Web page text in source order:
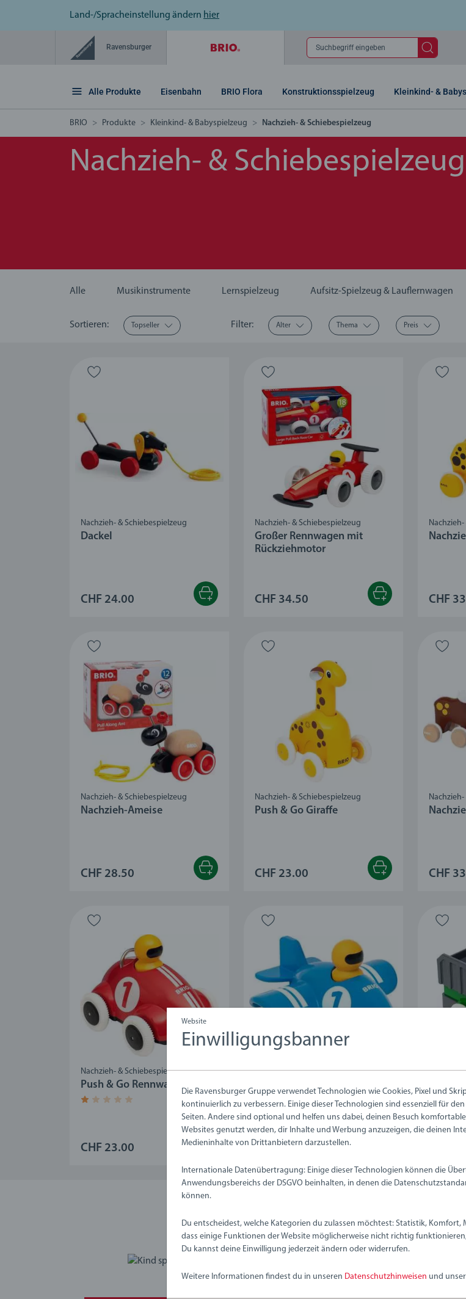
Land-/Spracheinstellung ändern hier
Ravensburger Suchbegriff eingeben
Alle Produkte Eisenbahn BRIO Flora Konstruktionsspielzeug Kleinkind- &
BRIO Produkte Kleinkind- & Babyspielzeug Nachzieh- & Schiebespielzeug
Nachzieh- & Schiebespielzeug
Alle Musikinstrumente Lernspielzeug Aufsitz-Spielzeug & Lauflernwagen
Sortieren: Topseller Filter: Alter Thema Preis
Dackel
Nachzieh- & Schiebespielzeug
CHF 24.00
Großer Rennwagen mit
Rückziehmotor
Nachzieh- & Schiebespielzeug
CHF 34.50 CHF
Nachzieh-Ameise
Nachzieh- & Schiebespielzeug
CHF 28.50
Push & Go Giraffe
Nachzieh- & Schiebespielzeug
CHF 23.00 CHF
Push & Go Rennwagen
Durchschnittliche Bewertung 1.0 von 5 Sternen.
Nachzieh- & Schiebespielzeug
CHF 23.00
Push & Go Flugzeug
Nachzieh- & Schiebespielzeug
CHF 23.00
Push &
Website
Einwilligungsbanner
Die Ravensburger Gruppe verwendet Technologien wie Cookies, Pixel und
kontinuierlich zu verbessern. Einige dieser Technologien sind essenziell für
Seiten. Andere sind optional und helfen uns dabei, deinen Besuch
Websites genutzt werden, dir Inhalte und Werbung anzuzeigen, die deinen
Medieninhalte von Drittanbietern darzustellen.
Internationale Datenübertragung: Einige dieser Technologien können die
Anwendungsbereichs der DSGVO beinhalten, in denen die
können.
Du entscheidest, welche Kategorien du zulassen möchtest: Statistik,
dass einige Funktionen der Website möglicherweise nicht richtig
Du kannst deine Einwilligung jederzeit ändern oder widerrufen.
Weitere Informationen findest du in unseren Datenschutzhinweisen und